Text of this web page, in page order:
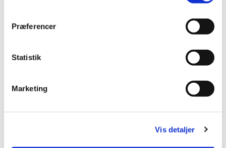
Præferencer
Statistik
Marketing
Vis detaljer